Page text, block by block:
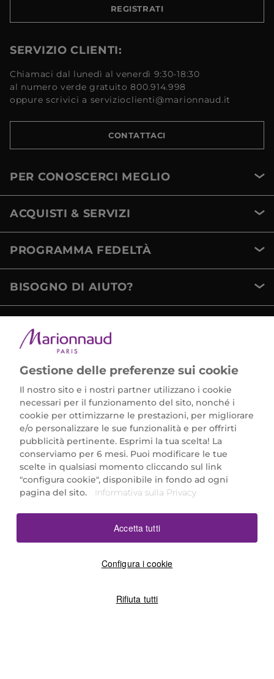
REGISTRATI
SERVIZIO CLIENTI:
Chiamaci dal lunedì al venerdì 9:30-18:30
al numero verde gratuito 800.914.998
oppure scrivici a servizioclienti@marionnaud.it
CONTATTACI
PER CONOSCERCI MEGLIO
ACQUISTI & SERVIZI
PROGRAMMA FEDELTÀ
BISOGNO DI AIUTO?
Marionnaud Parfumeries Italia S.r.l.
Largo Fiera Milano 5, 20017 Rho (MI)
REA Milano 1650024 con P.IVA 13425220152.
SCARICA LA NOSTRA APP
Gestione delle preferenze sui cookie
Il nostro sito e i nostri partner utilizzano i cookie
necessari per il funzionamento del sito, nonché i
cookie per ottimizzarne le prestazioni, per migliorare
e/o personalizzare le sue funzionalità e per offrirti
pubblicità pertinente. Esprimi la tua scelta! La
conserviamo per 6 mesi. Puoi modificare le tue
scelte in qualsiasi momento cliccando sul link
"configura cookie", disponibile in fondo ad ogni
pagina del sito.
Informativa sulla Privacy
Configura i cookie
Rifiuta tutti
Accetta tutti